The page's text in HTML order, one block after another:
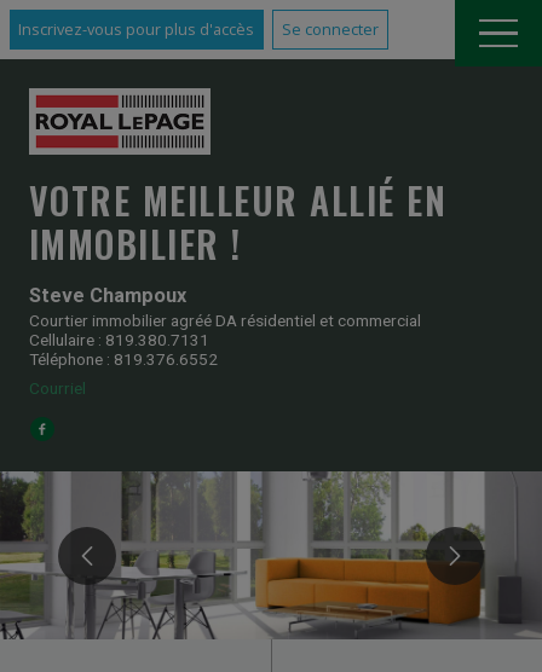
Inscrivez-vous pour plus d'accès Se connecter
Steve Champoux
Courtier immobilier agréé DA résidentiel et commercial
Cellulaire : 819.380.7131
Téléphone : 819.376.6552
Courriel
VOTRE MEILLEUR ALLIÉ EN
IMMOBILIER !